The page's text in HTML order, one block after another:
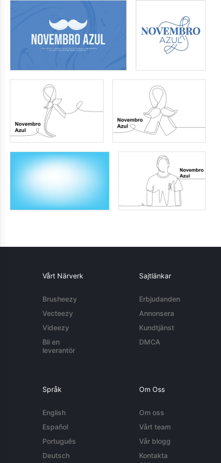
Vårt Närverk
Brusheezy
Vecteezy
Videezy
Bli en
leverantör
Sajtlänkar
Erbjudanden
Annonsera
Kundtjänst
DMCA
Språk
English
Español
Português
Deutsch
Om Oss
Om oss
Vårt team
Vår blogg
Kontakta